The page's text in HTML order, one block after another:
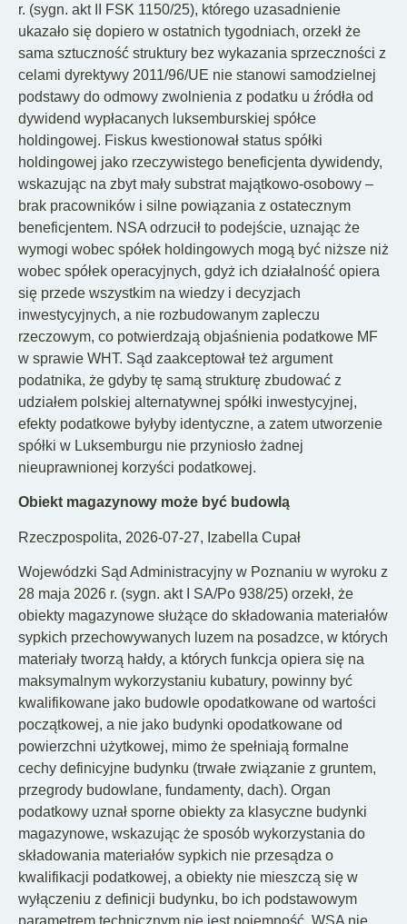
r. (sygn. akt II FSK 1150/25), którego uzasadnienie
ukazało się dopiero w ostatnich tygodniach, orzekł że
sama sztuczność struktury bez wykazania sprzeczności z
celami dyrektywy 2011/96/UE nie stanowi samodzielnej
podstawy do odmowy zwolnienia z podatku u źródła od
dywidend wypłacanych luksemburskiej spółce
holdingowej. Fiskus kwestionował status spółki
holdingowej jako rzeczywistego beneficjenta dywidendy,
wskazując na zbyt mały substrat majątkowo-osobowy –
brak pracowników i silne powiązania z ostatecznym
beneficjentem. NSA odrzucił to podejście, uznając że
wymogi wobec spółek holdingowych mogą być niższe niż
wobec spółek operacyjnych, gdyż ich działalność opiera
się przede wszystkim na wiedzy i decyzjach
inwestycyjnych, a nie rozbudowanym zapleczu
rzeczowym, co potwierdzają objaśnienia podatkowe MF
w sprawie WHT. Sąd zaakceptował też argument
podatnika, że gdyby tę samą strukturę zbudować z
udziałem polskiej alternatywnej spółki inwestycyjnej,
efekty podatkowe byłyby identyczne, a zatem utworzenie
spółki w Luksemburgu nie przyniosło żadnej
nieuprawnionej korzyści podatkowej.
Obiekt magazynowy może być budowlą
Rzeczpospolita, 2026-07-27, Izabella Cupał
Wojewódzki Sąd Administracyjny w Poznaniu w wyroku z
28 maja 2026 r. (sygn. akt I SA/Po 938/25) orzekł, że
obiekty magazynowe służące do składowania materiałów
sypkich przechowywanych luzem na posadzce, w których
materiały tworzą hałdy, a których funkcja opiera się na
maksymalnym wykorzystaniu kubatury, powinny być
kwalifikowane jako budowle opodatkowane od wartości
początkowej, a nie jako budynki opodatkowane od
powierzchni użytkowej, mimo że spełniają formalne
cechy definicyjne budynku (trwałe związanie z gruntem,
przegrody budowlane, fundamenty, dach). Organ
podatkowy uznał sporne obiekty za klasyczne budynki
magazynowe, wskazując że sposób wykorzystania do
składowania materiałów sypkich nie przesądza o
kwalifikacji podatkowej, a obiekty nie mieszczą się w
wyłączeniu z definicji budynku, bo ich podstawowym
parametrem technicznym nie jest pojemność. WSA nie